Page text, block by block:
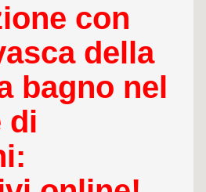
con
della
bagno nel
di